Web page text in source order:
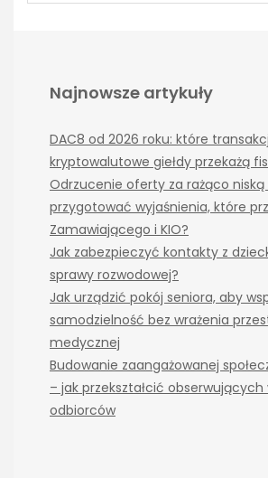
Najnowsze artykuły
DAC8 od 2026 roku: które
kryptowalutowe giełdy przekażą
Odrzucenie oferty za rażąco
przygotować wyjaśnienia, które
Zamawiającego i KIO?
Jak zabezpieczyć kontakty z
sprawy rozwodowej?
Jak urządzić pokój seniora, aby
samodzielność bez wrażenia
medycznej
Budowanie zaangażowanej
– jak przekształcić
odbiorców